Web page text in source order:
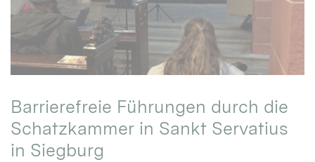
Barrierefreie Führungen durch die
Schatzkammer in Sankt Servatius
in Siegburg